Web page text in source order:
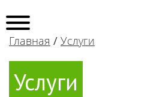
Главная / Услуги
Услуги